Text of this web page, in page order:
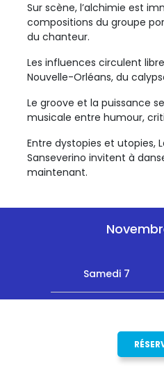
Sur scène, l’alchimie est
compositions du groupe
du chanteur.
Les influences circulent
Nouvelle-Orléans, du
Le groove et la puissance
musicale entre humour,
Entre dystopies et utopies,
Sanseverino invitent à
maintenant.
Samedi 7